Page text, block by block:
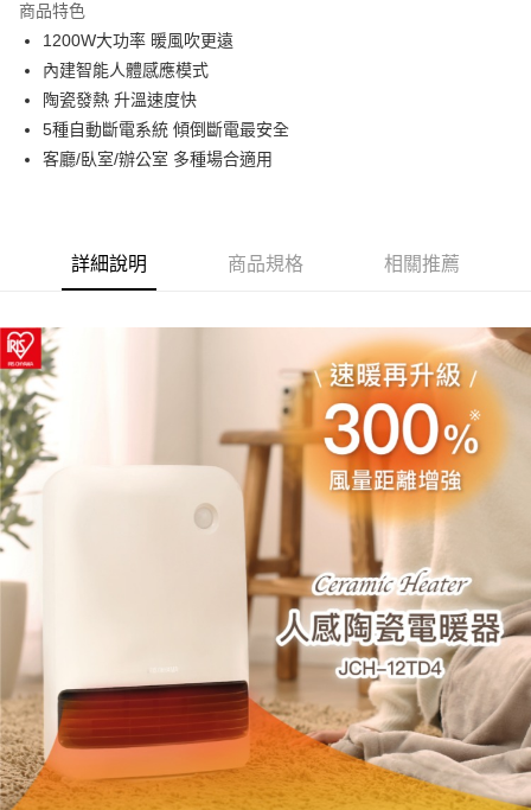
悠遊付
ATM付款
運送方式
貨到付現給宅配司機 (大家電需貨到付款服務 請電洽0977103621)
商品特色
1200W大功率 暖風吹更遠
內建智能人體感應模式
陶瓷發熱 升溫速度快
5種自動斷電系統 傾倒斷電最安全
客廳/臥室/辦公室 多種場合適用
詳細說明 商品規格 相關推薦